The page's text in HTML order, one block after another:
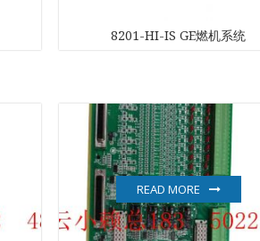
HIMA
HONEYWELL
ICS TRIPLEX
8201-HI-IS GE燃机系统
READ MORE